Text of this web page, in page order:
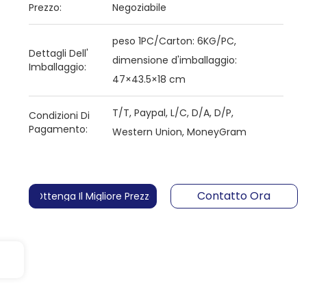
Prezzo: Negoziabile
Dettagli Dell'
Imballaggio:
peso 1PC/Carton: 6KG/PC,
dimensione d'imballaggio:
47×43.5×18 cm
Condizioni Di
Pagamento:
T/T, Paypal, L/C, D/A, D/P,
Western Union, MoneyGram
Ottenga Il Migliore Prezzo Contatto Ora